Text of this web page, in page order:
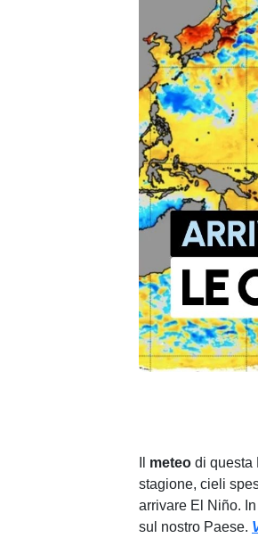
meteo di questa
stagione, cieli
arrivare El Niño.
sul nostro Paese.